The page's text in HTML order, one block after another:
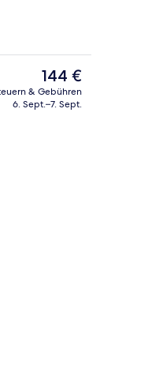
der Unterkunft – Abend/
Der
aktuelle
Preis
144 €
& Gebühren
6. Sept.–7. Sept.